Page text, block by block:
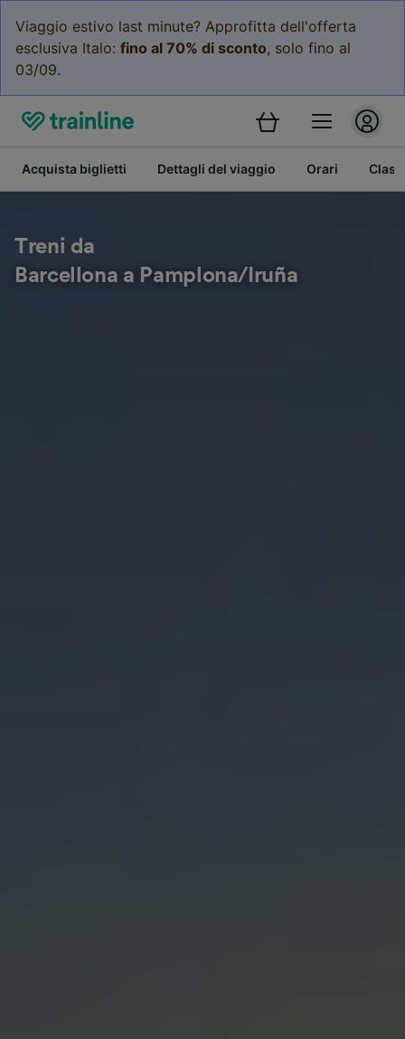
Viaggio estivo last minute? Approfitta dell'offerta
esclusiva Italo: fino al 70% di sconto, solo fino al
03/09.
Acquista biglietti Dettagli del viaggio Orari
Treni da
Barcellona a Pamplona/Iruña